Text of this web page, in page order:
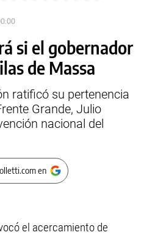
si el gobernador
de Massa
ratificó su pertenencia
Grande, Julio
nacional del
en
el acercamiento de